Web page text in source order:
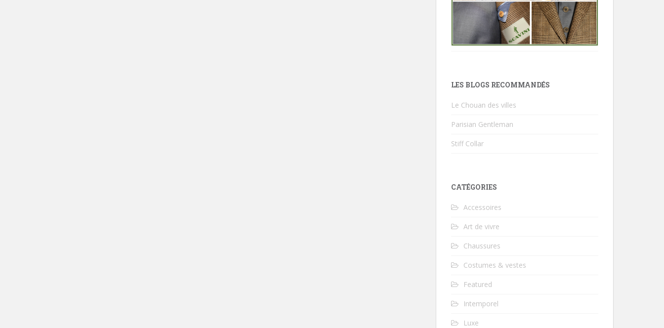
LES BLOGS RECOMMANDÉS
Le Chouan des villes
Parisian Gentleman
Stiff Collar
CATÉGORIES
Accessoires
Art de vivre
Chaussures
Costumes & vestes
Featured
Intemporel
Luxe